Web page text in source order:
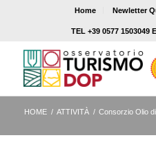
Home Newletter
TEL +39 0577
HOME / ATTIVITÀ / Consorzio Olio